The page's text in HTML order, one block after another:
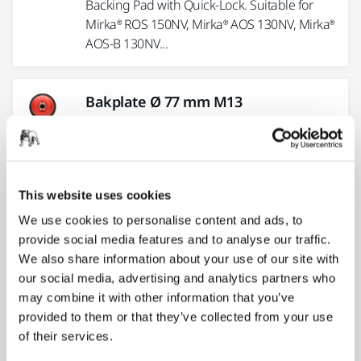
This website uses cookies
We use cookies to personalise content and ads, to
provide social media features and to analyse our traffic.
We also share information about your use of our site with
our social media, advertising and analytics partners who
may combine it with other information that you’ve
provided to them or that they’ve collected from your use
of their services.
Backing Pad with Quick-Lock. Suitable for
Mirka® ROS 150NV, Mirka® AOS 130NV, Mirka®
AOS-B 130NV...
Bakplate Ø 77 mm M13
Bakplate for polermaskiner, for bruk med 77
Bakplate Ø 125 mm M13
Bakplate for polermaskiner. 125mm M14
grip, gul.
Bakplate Nett Ø 125 mm
Myk Mirka skive 125 mm 5/16" 28H.